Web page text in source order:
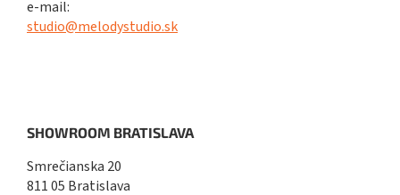
e-mail:
studio@melodystudio.sk
SHOWROOM BRATISLAVA
Smrečianska 20
811 05 Bratislava